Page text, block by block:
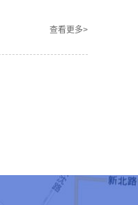
查看更多>